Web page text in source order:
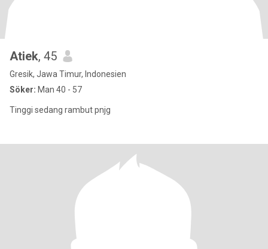
Atiek, 45
Gresik, Jawa Timur, Indonesien
Söker: Man 40 - 57
Tinggi sedang rambut pnjg